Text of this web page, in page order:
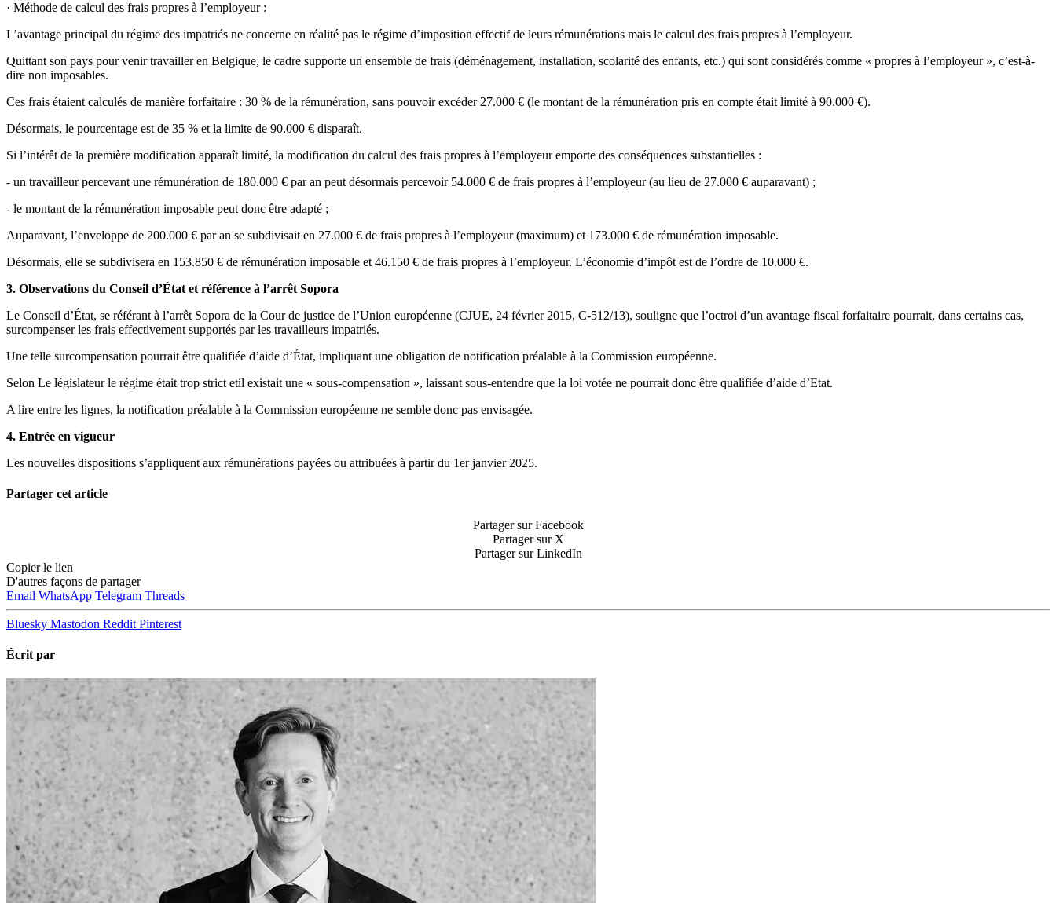
· Méthode de calcul des frais propres à l’employeur :
L’avantage principal du régime des impatriés ne concerne en réalité pas le régime d’imposition effectif de leurs rémunérations mais le calcul des frais propres à l’employeur.
Quittant son pays pour venir travailler en Belgique, le cadre supporte un ensemble de frais (déménagement, installation, scolarité des enfants, etc.) qui sont considérés comme « propres à l’employeur », c’est-à-
dire non imposables.
Ces frais étaient calculés de manière forfaitaire : 30 % de la rémunération, sans pouvoir excéder 27.000 € (le montant de la rémunération pris en compte était limité à 90.000 €).
Désormais, le pourcentage est de 35 % et la limite de 90.000 € disparaît.
Si l’intérêt de la première modification apparaît limité, la modification du calcul des frais propres à l’employeur emporte des conséquences substantielles :
- un travailleur percevant une rémunération de 180.000 € par an peut désormais percevoir 54.000 € de frais propres à l’employeur (au lieu de 27.000 € auparavant) ;
- le montant de la rémunération imposable peut donc être adapté ;
Auparavant, l’enveloppe de 200.000 € par an se subdivisait en 27.000 € de frais propres à l’employeur (maximum) et 173.000 € de rémunération imposable.
Désormais, elle se subdivisera en 153.850 € de rémunération imposable et 46.150 € de frais propres à l’employeur. L’économie d’impôt est de l’ordre de 10.000 €.
3. Observations du Conseil d’État et référence à l’arrêt Sopora
Le Conseil d’État, se référant à l’arrêt Sopora de la Cour de justice de l’Union européenne (CJUE, 24 février 2015, C-512/13), souligne que l’octroi d’un avantage fiscal forfaitaire pourrait, dans certains cas,
surcompenser les frais effectivement supportés par les travailleurs impatriés.
Une telle surcompensation pourrait être qualifiée d’aide d’État, impliquant une obligation de notification préalable à la Commission européenne.
Selon Le législateur le régime était trop strict etil existait une « sous-compensation », laissant sous-entendre que la loi votée ne pourrait donc être qualifiée d’aide d’Etat.
A lire entre les lignes, la notification préalable à la Commission européenne ne semble donc pas envisagée.
4. Entrée en vigueur
Les nouvelles dispositions s’appliquent aux rémunérations payées ou attribuées à partir du 1er janvier 2025.
Partager cet article
Partager sur Facebook
Partager sur X
Partager sur LinkedIn
Copier le lien
D'autres façons de partager
Email WhatsApp Telegram Threads
Bluesky Mastodon Reddit Pinterest
Écrit par